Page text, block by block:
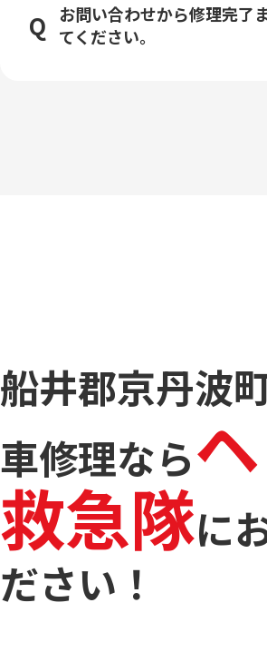
お問い合わせから修理完了
てください。
船井郡京丹波
車修理なら
救急隊に
ださい！